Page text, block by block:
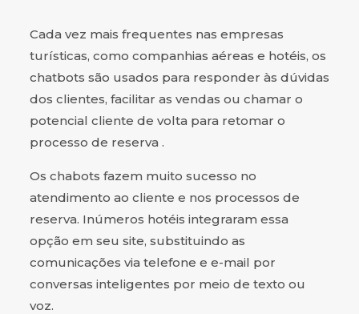
Cada vez mais frequentes nas empresas
turísticas, como companhias aéreas e hotéis, os
chatbots são usados para responder às dúvidas
dos clientes, facilitar as vendas ou chamar o
potencial cliente de volta para retomar o
processo de reserva .
Os chabots fazem muito sucesso no
atendimento ao cliente e nos processos de
reserva. Inúmeros hotéis integraram essa
opção em seu site, substituindo as
comunicações via telefone e e-mail por
conversas inteligentes por meio de texto ou
voz.